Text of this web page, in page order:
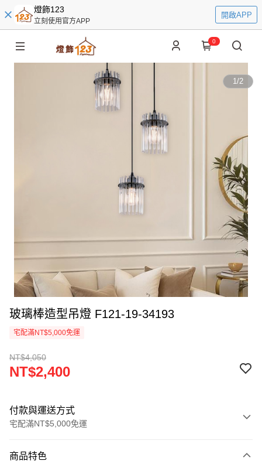
燈飾123
立刻使用官方APP
開啟APP
0
1/2
玻璃棒造型吊燈 F121-19-34193
宅配滿NT$5,000免運
NT$4,050
NT$2,400
付款與運送方式
宅配滿NT$5,000免運
信用卡一次付款
商品特色